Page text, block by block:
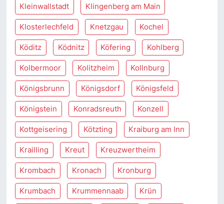
Kleinwallstadt Klingenberg am Main
Klosterlechfeld Knetzgau Kochel
Köditz Ködnitz Köfering Kohlberg
Kolbermoor Kolitzheim Kollnburg
Königsbrunn Königsdorf Königsfeld
Königstein Konradsreuth Konzell
Kottgeisering Kötzting Kraiburg am Inn
Krailling Kreut Kreuzwertheim
Krombach Kronach Kronburg
Krumbach Krummennaab Krün